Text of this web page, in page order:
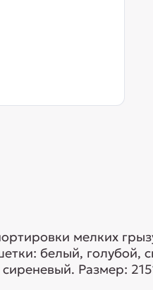
мелких
белый, голубой,
Размер: